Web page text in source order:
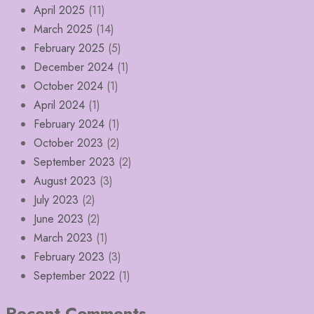
April 2025 (11)
March 2025 (14)
February 2025 (5)
December 2024 (1)
October 2024 (1)
April 2024 (1)
February 2024 (1)
October 2023 (2)
September 2023 (2)
August 2023 (3)
July 2023 (2)
June 2023 (2)
March 2023 (1)
February 2023 (3)
September 2022 (1)